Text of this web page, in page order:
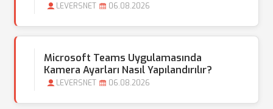
LEVERSNET 06.08.2026
Microsoft Teams Uygulamasında
Kamera Ayarları Nasıl Yapılandırılır?
LEVERSNET 06.08.2026